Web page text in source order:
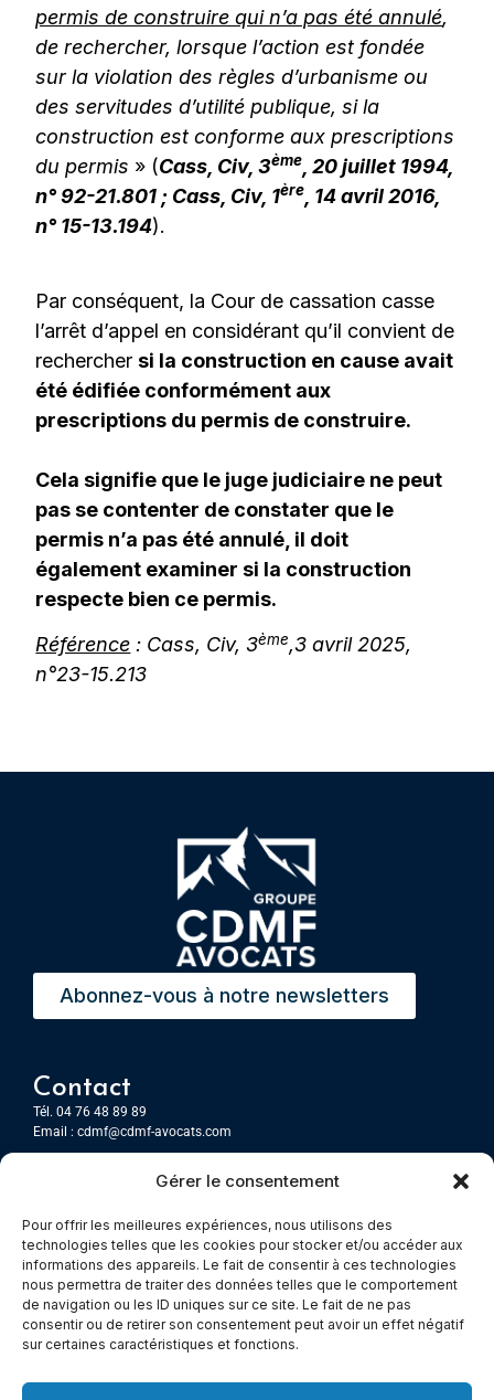
Gérer le consentement
Pour offrir les meilleures expériences, nous utilisons des
technologies telles que les cookies pour stocker et/ou accéder aux
informations des appareils. Le fait de consentir à ces technologies
nous permettra de traiter des données telles que le comportement
de navigation ou les ID uniques sur ce site. Le fait de ne pas
consentir ou de retirer son consentement peut avoir un effet négatif
sur certaines caractéristiques et fonctions.
permis de construire qui n’a pas été annulé,
de rechercher, lorsque l’action est fondée
sur la violation des règles d’urbanisme ou
des servitudes d’utilité publique, si la
construction est conforme aux prescriptions
du permis » (Cass, Civ, 3ème , 20 juillet 1994,
n° 92-21.801 ; Cass, Civ, 1ère
, 14 avril 2016,
n° 15-13.194).
Par conséquent, la Cour de cassation casse
l’arrêt d’appel en considérant qu’il convient de
recherchersi la construction en cause avait
été édifiée conformément aux
prescriptions du permis de construire.
Cela signifie que le juge judiciaire ne peut
pas se contenter de constater que le
permis n’a pas été annulé, il doit
également examiner si la construction
respecte bien ce permis.
Référence : Cass, Civ, 3ème,3 avril 2025,
n°23-15.213
Abonnez-vous à notre newsletters
Contact
Tél. 04 76 48 89 89
Email : cdmf@cdmf-avocats.com
7 Place Firmin Gautier
CS 80476
38016 GRENOBLE, Cedex 1
Chambery
Immeuble le Paris
73000 Chambéry